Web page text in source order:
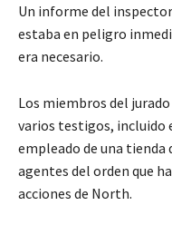
Un informe del
estaba en peligro
era necesario.
Los miembros del
varios testigos, incluido
empleado de una tienda
agentes del orden que
acciones de North.